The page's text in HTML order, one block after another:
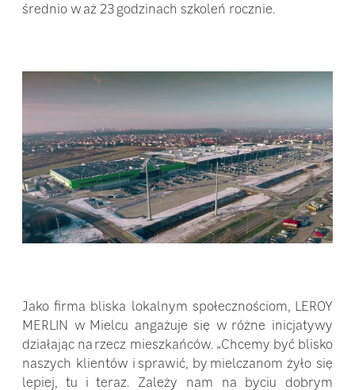
średnio w aż 23 godzinach szkoleń rocznie.
Jako firma bliska lokalnym społecznościom, LEROY
MERLIN w Mielcu angażuje się w różne inicjatywy
działając na rzecz mieszkańców. „Chcemy być blisko
naszych klientów i sprawić, by mielczanom żyło się
lepiej, tu i teraz. Zależy nam na byciu dobrym